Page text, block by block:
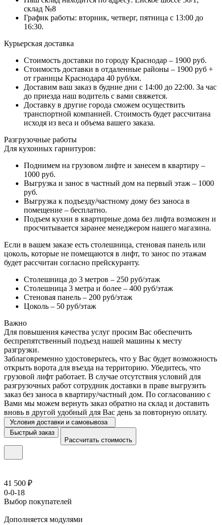
склад №8
График работы: вторник, четверг, пятница с 13:00 до
16:30.
Курьерская доставка
Стоимость доставки по городу Краснодар – 1900 руб.
Стоимость доставки в отдаленные районы – 1900 руб +
от границы Краснодара 40 руб/км.
Доставим ваш заказ в будние дни с 14:00 до 22:00. За час
до приезда наш водитель с вами свяжется.
Доставку в другие города сможем осуществить
транспортной компанией. Стоимость будет рассчитана
исходя из веса и объема вашего заказа.
Разгрузочные работы
Для кухонных гарнитуров:
Поднимем на грузовом лифте и занесем в квартиру –
1000 руб.
Выгрузка и занос в частный дом на первый этаж – 1000
руб.
Выгрузка к подъезду/частному дому без заноса в
помещение – бесплатно.
Подъем кухни в квартирные дома без лифта возможен и
просчитывается заранее менеджером нашего магазина.
Если в вашем заказе есть столешница, стеновая панель или
цоколь, которые не помещаются в лифт, то занос по этажам
будет рассчитан согласно прейскуранту.
Столешница до 3 метров – 250 руб/этаж
Столешница 3 метра и более – 400 руб/этаж
Стеновая панель – 200 руб/этаж
Цоколь – 50 руб/этаж
Важно
Для повышения качества услуг просим Вас обеспечить
беспрепятственный подъезд нашей машины к месту
разгрузки.
Заблаговременно удостоверьтесь, что у Вас будет возможность
открыть ворота для въезда на территорию. Убедитесь, что
грузовой лифт работает. В случае отсутствия условий для
разгрузочных работ сотрудник доставки в праве выгрузить
заказ без заноса в квартиру/частный дом. По согласованию с
Вами мы можем вернуть заказ обратно на склад и доставить
вновь в другой удобный для Вас день за повторную оплату.
Условия доставки и самовывоза
Быстрый заказ
Рассчитать стоимость
41 500 ₽
0-0-18
Выбор покупателей
Дополняется модулями